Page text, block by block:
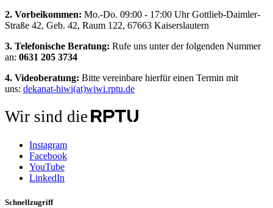
2. Vorbeikommen: Mo.-Do. 09:00 - 17:00 Uhr Gottlieb-Daimler-
Straße 42, Geb. 42, Raum 122, 67663 Kaiserslautern
3. Telefonische Beratung: Rufe uns unter der folgenden Nummer
an: 0631 205 3734
4. Videoberatung: Bitte vereinbare hierfür einen Termin mit
uns: dekanat-hiwi(at)wiwi.rptu.de
Wir sind die
Instagram
Facebook
YouTube
LinkedIn
Schnellzugriff